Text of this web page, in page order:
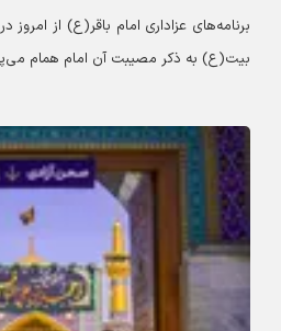
برنامه‌های عزاداری امام باقر(ع) از امروز
بیت(ع) به ذکر مصیبت آن امام همام